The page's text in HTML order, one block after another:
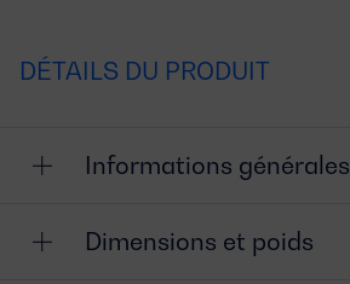
DÉTAILS DU PRODUIT
Informations générales
Dimensions et poids